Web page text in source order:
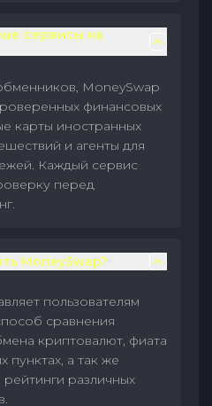
сервисы на
MoneySwap
финансовых
карты иностранных
и агенты для
Каждый сервис
перед
MoneySwap?
пользователям
сравнения
криптовалют, фиата
пунктах, а так же
рейтинги различных